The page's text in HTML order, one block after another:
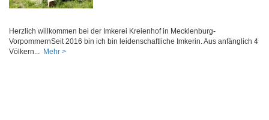
Herzlich willkommen bei der Imkerei Kreienhof in Mecklenburg-
VorpommernSeit 2016 bin ich bin leidenschaftliche Imkerin. Aus anfänglich 4
Völkern... Mehr >